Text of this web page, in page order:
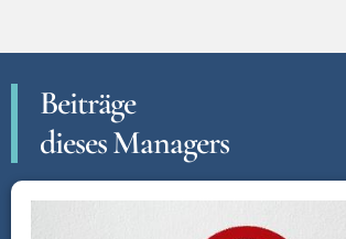
Beiträge
dieses Managers